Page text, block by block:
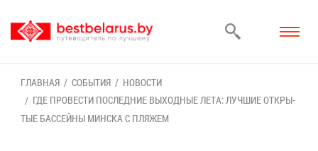
ГЛАВ­НАЯ СО­БЫ­ТИЯ
НО­ВО­СТИ
ГДЕ ПРО­ВЕ­СТИ ПО­СЛЕД­НИЕ ВЫ­ХОД­НЫЕ ЛЕ­ТА: ЛУЧ­ШИЕ ОТ­КРЫ­
ТЫЕ БАС­СЕЙ­НЫ МИН­СКА С ПЛЯ­ЖЕМ